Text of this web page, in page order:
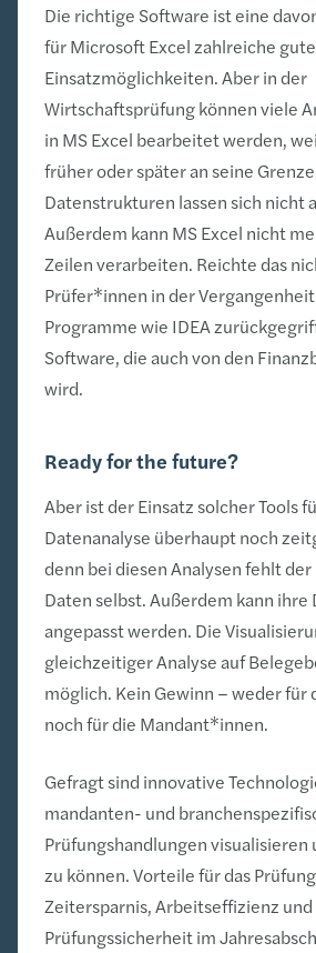
Die richtige Software ist eine
für Microsoft Excel zahlreiche gute
Einsatzmöglichkeiten. Aber in der
Wirtschaftsprüfung können viele
in MS Excel bearbeitet werden,
früher oder später an seine
Datenstrukturen lassen sich nicht
Außerdem kann MS Excel nicht
Zeilen verarbeiten. Reichte das
Prüfer*innen in der
Programme wie IDEA
Software, die auch von den
wird.
Ready for the future?
Aber ist der Einsatz solcher Tools
Datenanalyse überhaupt noch
denn bei diesen Analysen fehlt
Daten selbst. Außerdem kann
angepasst werden. Die
gleichzeitiger Analyse auf
möglich. Kein Gewinn – weder
noch für die Mandant*innen.
Gefragt sind innovative
mandanten- und
Prüfungshandlungen visualisieren
zu können. Vorteile für das
Zeitersparnis, Arbeitseffizienz und
Prüfungssicherheit im